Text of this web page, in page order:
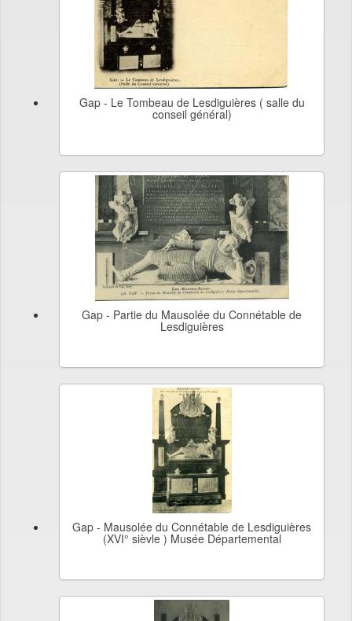
Gap - Le Tombeau de Lesdiguières ( salle du
conseil général)
Gap - Partie du Mausolée du Connétable de
Lesdiguières
Gap - Mausolée du Connétable de Lesdiguières
(XVI° sièvle ) Musée Départemental